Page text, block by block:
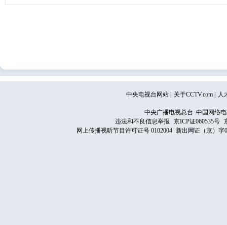
中央电视台网站 关于CCTV.com 人
中央广播电视总台 中国网络
违法和不良信息举报
京ICP证060535号
网上传播视听节目许可证号 0102004 新出网证（京）